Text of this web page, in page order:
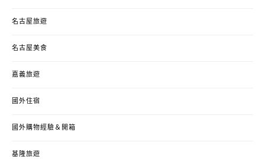
名古屋旅遊
名古屋美食
嘉義旅遊
國外住宿
國外購物經驗＆開箱
基隆旅遊